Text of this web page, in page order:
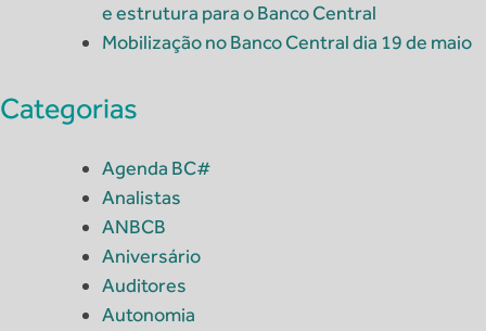
e estrutura para o Banco Central
Mobilização no Banco Central dia 19 de maio
Categorias
Agenda BC#
Analistas
ANBCB
Aniversário
Auditores
Autonomia